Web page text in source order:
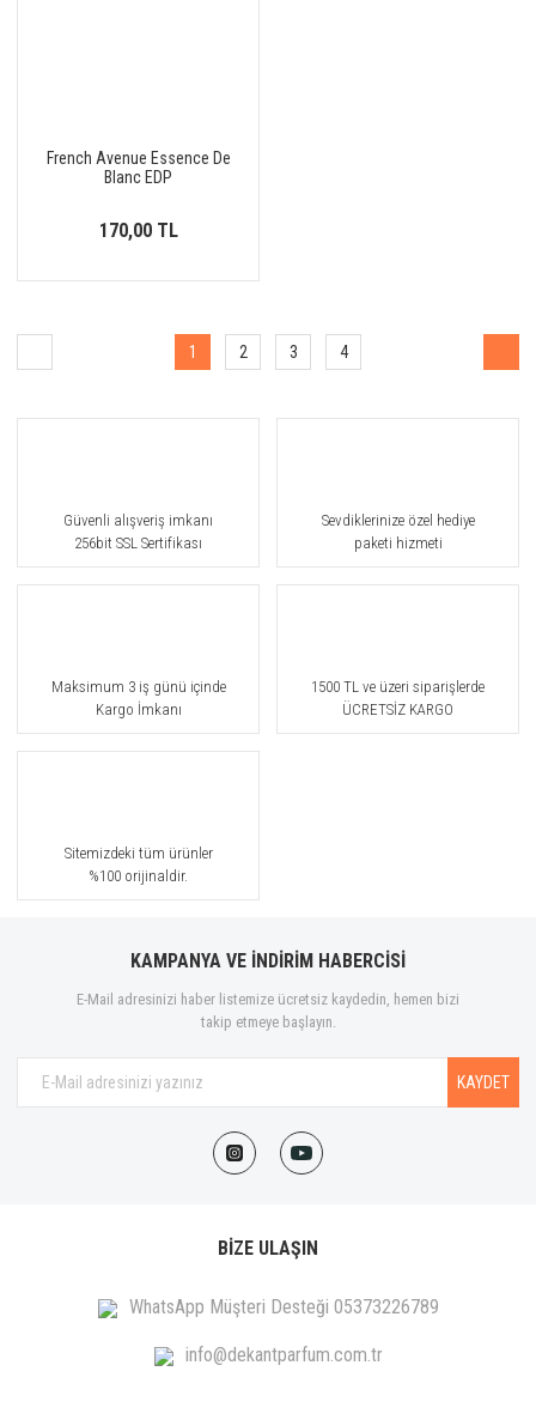
French Avenue Essence De
Blanc EDP
170,00 TL
1 2 3 4
Güvenli alışveriş imkanı
256bit SSL Sertifikası
Sevdiklerinize özel hediye
paketi hizmeti
Maksimum 3 iş günü içinde
Kargo İmkanı
1500 TL ve üzeri siparişlerde
ÜCRETSİZ KARGO
Sitemizdeki tüm ürünler
%100 orijinaldir.
KAMPANYA VE İNDİRİM HABERCİSİ
E-Mail adresinizi haber listemize ücretsiz kaydedin, hemen bizi
takip etmeye başlayın.
KAYDET
BİZE ULAŞIN
WhatsApp Müşteri Desteği 05373226789
info@dekantparfum.com.tr